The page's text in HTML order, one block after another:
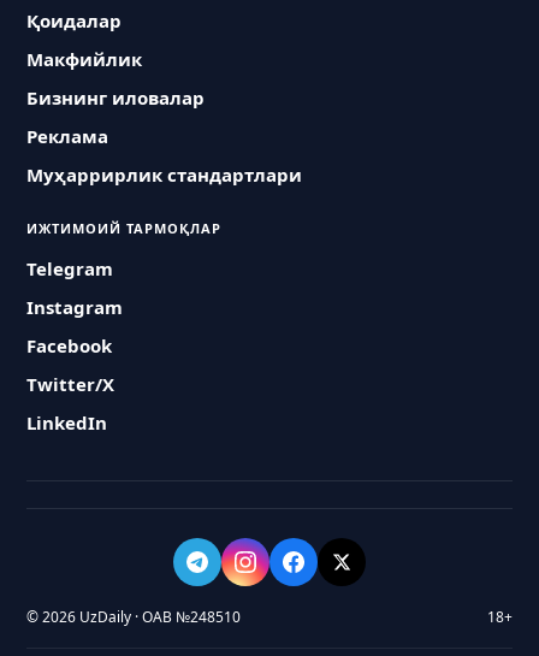
Қоидалар
Макфийлик
Бизнинг иловалар
Реклама
Муҳаррирлик стандартлари
ИЖТИМОИЙ ТАРМОҚЛАР
Telegram
Instagram
Facebook
Twitter/X
LinkedIn
© 2026 UzDaily · ОАВ №248510 18+